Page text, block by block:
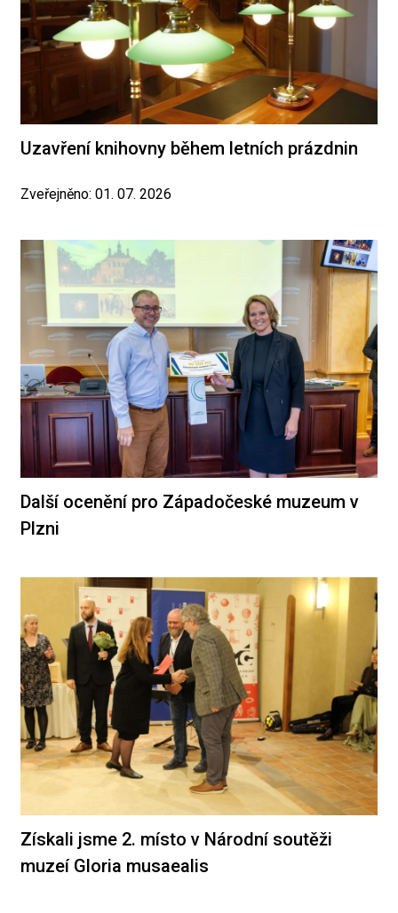
Uzavření knihovny během letních prázdnin
Zveřejněno: 01. 07. 2026
Další ocenění pro Západočeské muzeum v
Plzni
Získali jsme 2. místo v Národní soutěži
muzeí Gloria musaealis